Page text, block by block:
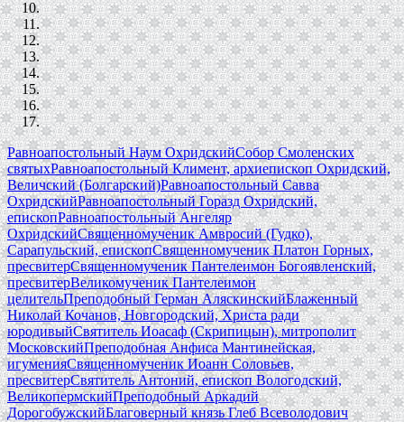
Равноапостольный Наум ОхридскийСобор Смоленских
святыхРавноапостольный Климент, архиепископ Охридский,
Величский (Болгарский)Равноапостольный Савва
ОхридскийРавноапостольный Горазд Охридский,
епископРавноапостольный Ангеляр
ОхридскийСвященномученик Амвросий (Гудко),
Сарапульский, епископСвященномученик Платон Горных,
пресвитерСвященномученик Пантелеимон Богоявленский,
пресвитерВеликомученик Пантелеимон
целительПреподобный Герман АляскинскийБлаженный
Николай Кочанов, Новгородский, Христа ради
юродивыйСвятитель Иоасаф (Скрипицын), митрополит
МосковскийПреподобная Анфиса Мантинейская,
игуменияСвященномученик Иоанн Соловьев,
пресвитерСвятитель Антоний, епископ Вологодский,
ВеликопермскийПреподобный Аркадий
ДорогобужскийБлаговерный князь Глеб Всеволодович